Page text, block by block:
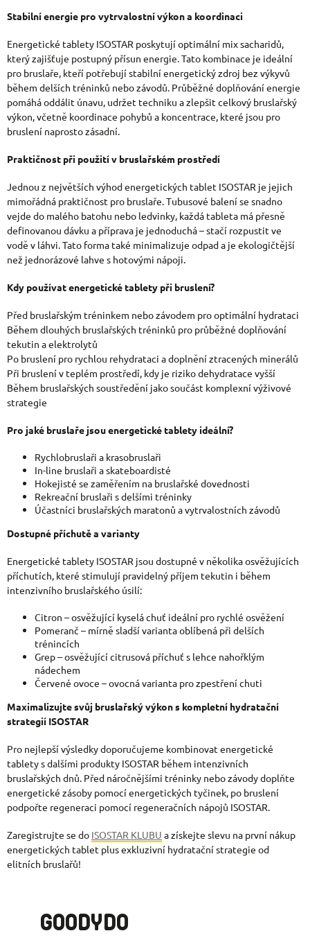
V
Ý
P
I
S
Stabilní energie pro vytrvalostní výkon a koordinaci
Energetické tablety ISOSTAR poskytují optimální mix sacharidů,
který zajišťuje postupný přísun energie. Tato kombinace je ideální
pro bruslaře, kteří potřebují stabilní energetický zdroj bez výkyvů
během delších tréninků nebo závodů. Průběžné doplňování energie
pomáhá oddálit únavu, udržet techniku a zlepšit celkový bruslařský
výkon, včetně koordinace pohybů a koncentrace, které jsou pro
bruslení naprosto zásadní.
Praktičnost při použití v bruslařském prostředí
Jednou z největších výhod energetických tablet ISOSTAR je jejich
mimořádná praktičnost pro bruslaře. Tubusové balení se snadno
vejde do malého batohu nebo ledvinky, každá tableta má přesně
definovanou dávku a příprava je jednoduchá – stačí rozpustit ve
vodě v láhvi. Tato forma také minimalizuje odpad a je ekologičtější
než jednorázové lahve s hotovými nápoji.
Kdy používat energetické tablety při bruslení?
Před bruslařským tréninkem nebo závodem pro optimální hydrataci
Během dlouhých bruslařských tréninků pro průběžné doplňování
tekutin a elektrolytů
Po bruslení pro rychlou rehydrataci a doplnění ztracených minerálů
Při bruslení v teplém prostředí, kdy je riziko dehydratace vyšší
Během bruslařských soustředění jako součást komplexní výživové
strategie
Pro jaké bruslaře jsou energetické tablety ideální?
Rychlobruslaři a krasobruslaři
In-line bruslaři a skateboardisté
Hokejisté se zaměřením na bruslařské dovednosti
Rekreační bruslaři s delšími tréninky
Účastníci bruslařských maratonů a vytrvalostních závodů
Dostupné příchutě a varianty
Energetické tablety ISOSTAR jsou dostupné v několika osvěžujících
příchutích, které stimulují pravidelný příjem tekutin i během
intenzivního bruslařského úsilí:
Citron – osvěžující kyselá chuť ideální pro rychlé osvěžení
Pomeranč – mírně sladší varianta oblíbená při delších
trénincích
Grep – osvěžující citrusová příchuť s lehce nahořklým
nádechem
Červené ovoce – ovocná varianta pro zpestření chuti
Maximalizujte svůj bruslařský výkon s kompletní hydratační
strategií ISOSTAR
Pro nejlepší výsledky doporučujeme kombinovat energetické
tablety s dalšími produkty ISOSTAR během intenzivních
bruslařských dnů. Před náročnějšími tréninky nebo závody doplňte
energetické zásoby pomocí energetických tyčinek, po bruslení
podpořte regeneraci pomocí regeneračních nápojů ISOSTAR.
Zaregistrujte se do ISOSTAR KLUBU a získejte slevu na první nákup
energetických tablet plus exkluzivní hydratační strategie od
elitních bruslařů!
GOODYDO